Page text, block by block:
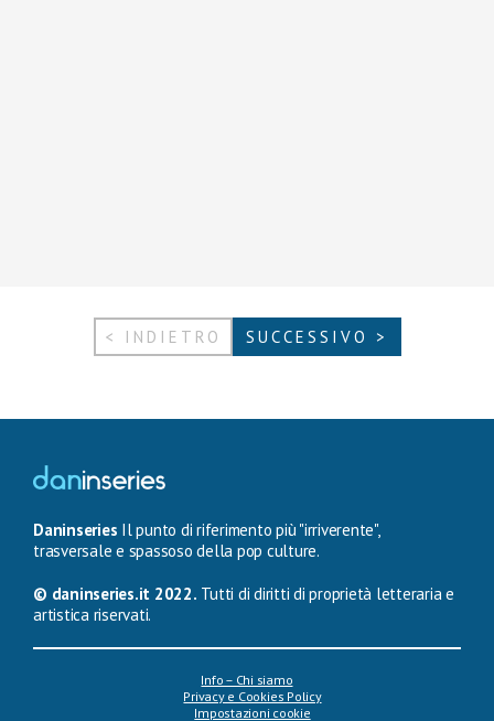
< INDIETRO SUCCESSIVO >
Daninseries Il punto di riferimento più "irriverente",
trasversale e spassoso della pop culture.
© daninseries.it 2022. Tutti di diritti di proprietà letteraria e
artistica riservati.
Info – Chi siamo
Privacy e Cookies Policy
Impostazioni cookie